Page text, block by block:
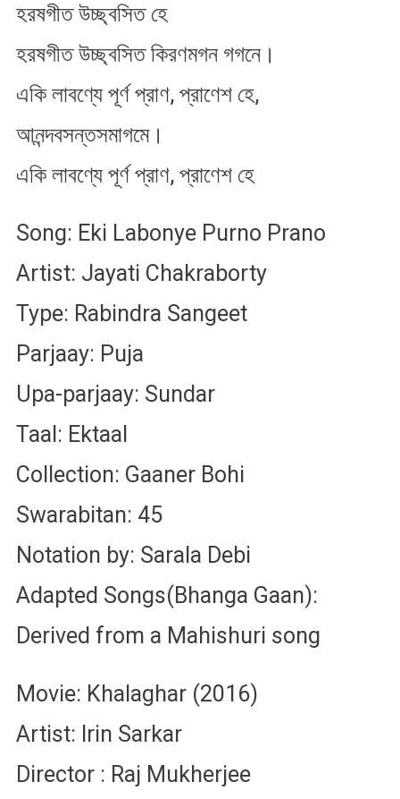
হরষগীত উচ্ছ্বসিত হে
হরষগীত উচ্ছ্বসিত কিরণমগন গগনে।
একি লাবণ্যে পূর্ণ প্রাণ, প্রাণেশ হে,
আনন্দবসন্তসমাগমে।
একি লাবণ্যে পূর্ণ প্রাণ, প্রাণেশ হে
Song: Eki Labonye Purno Prano
Artist: Jayati Chakraborty
Type: Rabindra Sangeet
Parjaay: Puja
Upa-parjaay: Sundar
Taal: Ektaal
Collection: Gaaner Bohi
Swarabitan: 45
Notation by: Sarala Debi
Adapted Songs(Bhanga Gaan):
Derived from a Mahishuri song
Movie: Khalaghar (2016)
Artist: Irin Sarkar
Director : Raj Mukherjee